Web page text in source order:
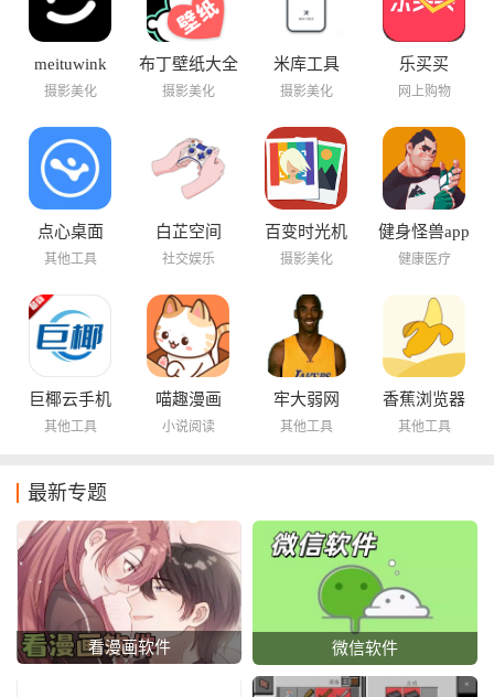
meituwink
摄影美化
布丁壁纸大全
摄影美化
米库工具
摄影美化
乐买买
网上购物
点心桌面
其他工具
白芷空间
社交娱乐
百变时光机
摄影美化
健身怪兽app
健康医疗
巨椰云手机
其他工具
喵趣漫画
小说阅读
牢大弱网
其他工具
香蕉浏览器
其他工具
最新专题
看漫画软件 微信软件